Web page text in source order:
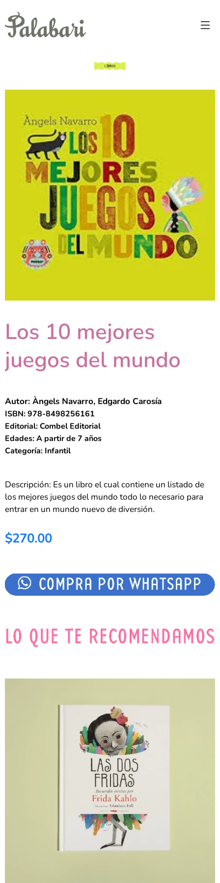
Los 10 mejores
juegos del mundo
Autor: Àngels Navarro, Edgardo Carosía
ISBN: 978-8498256161
Editorial: Combel Editorial
Edades: A partir de 7 años
Categoría: Infantil
Descripción: Es un libro el cual contiene un listado de
los mejores juegos del mundo todo lo necesario para
entrar en un mundo nuevo de diversión.
$270.00